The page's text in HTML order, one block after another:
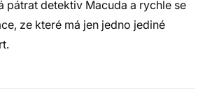
pátrat detektiv Macuda a rychle se
ze které má jen jedno jediné